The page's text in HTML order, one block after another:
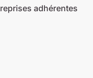
adhérentes